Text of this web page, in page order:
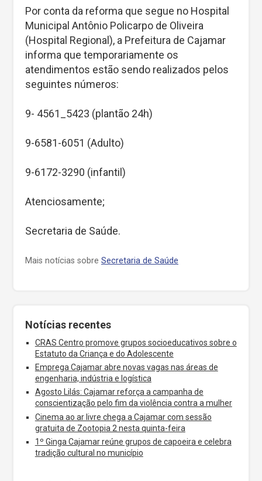
Por conta da reforma que segue no Hospital
Municipal Antônio Policarpo de Oliveira
(Hospital Regional), a Prefeitura de Cajamar
informa que temporariamente os
atendimentos estão sendo realizados pelos
seguintes números:
9- 4561_5423 (plantão 24h)
9-6581-6051 (Adulto)
9-6172-3290 (infantil)
Atenciosamente;
Secretaria de Saúde.
Mais notícias sobre Secretaria de Saúde
Notícias recentes
CRAS Centro promove grupos socioeducativos sobre o
Estatuto da Criança e do Adolescente
Emprega Cajamar abre novas vagas nas áreas de
engenharia, indústria e logística
Agosto Lilás: Cajamar reforça a campanha de
conscientização pelo fim da violência contra a mulher
Cinema ao ar livre chega a Cajamar com sessão
gratuita de Zootopia 2 nesta quinta-feira
1º Ginga Cajamar reúne grupos de capoeira e celebra
tradição cultural no município